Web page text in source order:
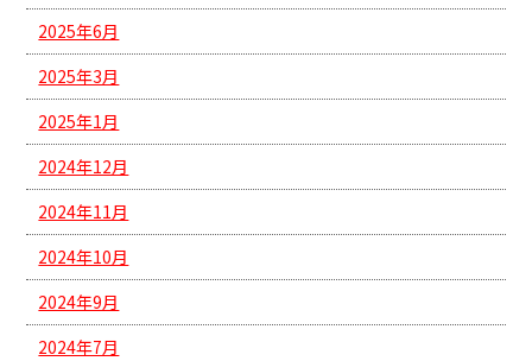
2025年6月
2025年3月
2025年1月
2024年12月
2024年11月
2024年10月
2024年9月
2024年7月